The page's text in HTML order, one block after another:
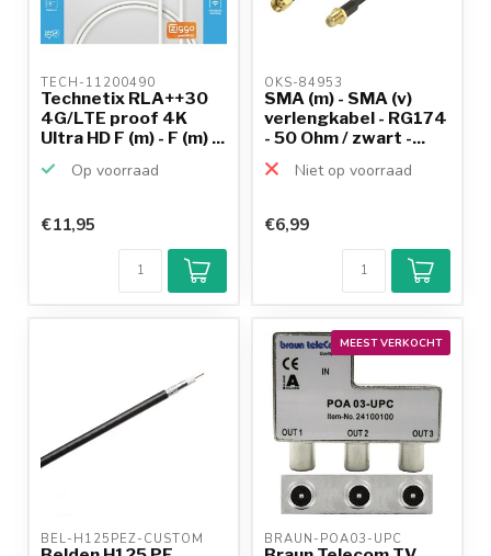
TECH-11200490
Technetix RLA++30
4G/LTE proof 4K
Ultra HD F (m) - F (m) ...
Op voorraad
€11,95
OKS-84953
SMA (m) - SMA (v)
verlengkabel - RG174
- 50 Ohm / zwart -...
Niet op voorraad
€6,99
BEL-H125PEZ-CUSTOM
MEEST VERKOCHT
BRAUN-POA03-UPC